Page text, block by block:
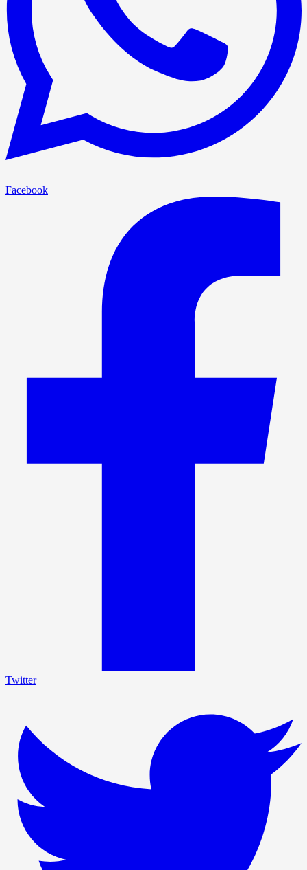
Facebook
Twitter